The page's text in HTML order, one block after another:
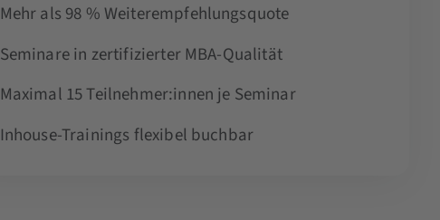
Mehr als 98 % Weiterempfehlungsquote
Seminare in zertifizierter MBA-Qualität
Maximal 15 Teilnehmer:innen je Seminar
Inhouse-Trainings flexibel buchbar